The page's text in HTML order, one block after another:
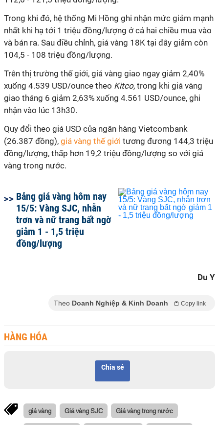
Trong khi đó, hệ thống Mi Hồng ghi nhận mức giảm mạnh
nhất khi hạ tới 1 triệu đồng/lượng ở cả hai chiều mua vào
và bán ra. Sau điều chỉnh, giá vàng 18K tại đây giảm còn
104,5 - 108 triệu đồng/lượng.
Trên thị trường thế giới, giá vàng giao ngay giảm 2,40%
xuống 4.539 USD/ounce theo Kitco, trong khi giá vàng
giao tháng 6 giảm 2,63% xuống 4.561 USD/ounce, ghi
nhận vào lúc 13h30.
Quy đổi theo giá USD của ngân hàng Vietcombank
(26.387 đồng), giá vàng thế giới tương đương 144,3 triệu
đồng/lượng, thấp hơn 19,2 triệu đồng/lượng so với giá
vàng trong nước.
Bảng giá vàng hôm nay
15/5: Vàng SJC, nhẫn
trơn và nữ trang bất ngờ
giảm 1 - 1,5 triệu
đồng/lượng
Du Y
Theo Doanh Nghiệp & Kinh Doanh Copy link
HÀNG HÓA
Chia sẻ
giá vàng Giá vàng SJC Giá vàng trong nước